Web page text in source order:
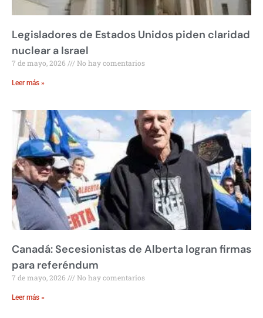
Legisladores de Estados Unidos piden claridad
nuclear a Israel
7 de mayo, 2026 No hay comentarios
Leer más »
Canadá: Secesionistas de Alberta logran firmas
para referéndum
7 de mayo, 2026 No hay comentarios
Leer más »